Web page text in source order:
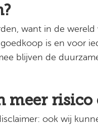
want in de
is en voor
blijven de
meer risico
ook wij